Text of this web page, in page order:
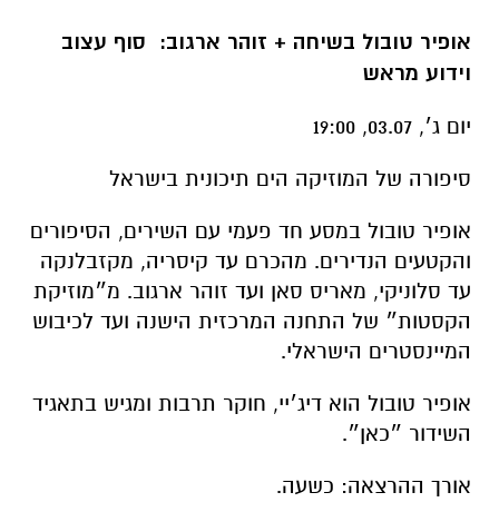
אופיר טובול בשיחה + זוהר ארגוב:
סוף עצוב
וידוע מראש
יום ג׳, 03.07, 19:00
סיפורה של המוזיקה הים תיכונית בישראל
אופיר טובול במסע חד פעמי עם השירים, הסיפורים
והקטעים הנדירים. מהכרם עד קיסריה, מקזבלנקה
עד סלוניקי, מאריס סאן ועד זוהר ארגוב. מ״מוזיקת
הקסטות״ של התחנה המרכזית הישנה ועד לכיבוש
המיינסטרים הישראלי.
אופיר טובול הוא דיג׳יי, חוקר תרבות ומגיש בתאגיד
השידור ״כאן״.
אורך ההרצאה: כשעה.